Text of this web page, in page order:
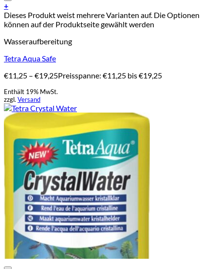
+
Dieses Produkt weist mehrere Varianten auf. Die Optionen
können auf der Produktseite gewählt werden
Wasseraufbereitung
Tetra Aqua Safe
€11,25 – €19,25Preisspanne: €11,25 bis €19,25
Enthält 19% MwSt.
zzgl. Versand